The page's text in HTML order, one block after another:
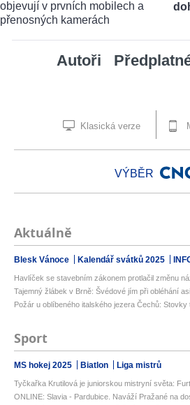
Autoři
Klasická verze
VÝBĚR
Aktuálně
Blesk Vánoce Kalendář svátků 2025
Havlíček se stavebním zákonem protlačil změnu
Tajemný žlábek v Brně: Švédové jím při obléhání
Požár u oblíbeného italského jezera Čechů:
Sport
MS hokej 2025 Biatlon Liga mistrů
Tyčkařka Krutilová je juniorskou mistryní světa:
ONLINE: Slavia - Pardubice. Naváží Pražané na